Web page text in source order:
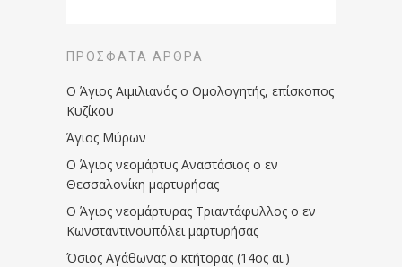
ΠΡΌΣΦΑΤΑ ΆΡΘΡΑ
Ο Άγιος Αιμιλιανός ο Ομολογητής, επίσκοπος
Κυζίκου
Άγιος Μύρων
Ο Άγιος νεομάρτυς Αναστάσιος ο εν
Θεσσαλονίκη μαρτυρήσας
Ο Άγιος νεομάρτυρας Τριαντάφυλλος ο εν
Κωνσταντινουπόλει μαρτυρήσας
Όσιος Αγάθωνας ο κτήτορας (14ος αι.)